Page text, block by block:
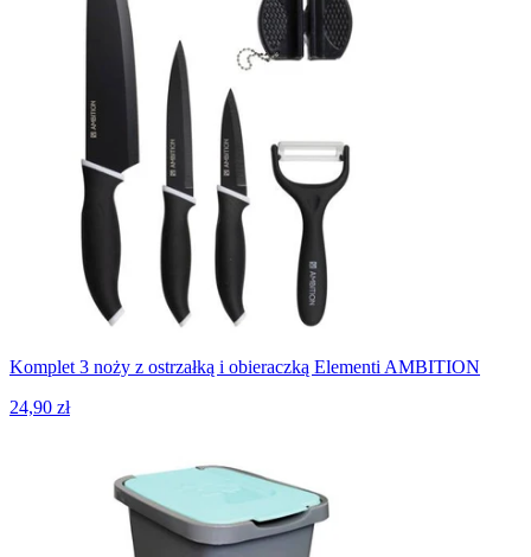
Komplet 3 noży z ostrzałką i obieraczką Elementi AMBITION
24,90 zł